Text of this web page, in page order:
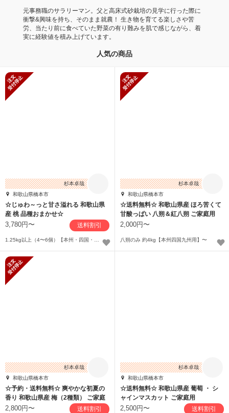
元事務職のサラリーマン。父と高床式砂栽培の見学に行った際に
衝撃&興味を持ち、そのまま就農！ 生き物を育てる楽しさや苦
労、当たり前に食べていた野菜の有り難みを肌で感じながら、着
実に経験値を積み上げています。
人気の商品
杉本卓哉
和歌山県橋本市
☆じゅわ～っと甘さ溢れる 和歌山県
産 桃 品種おまかせ☆
3,780円〜 送料割引
杉本卓哉
和歌山県橋本市
☆送料無料☆ 和歌山県産 ほろ苦くて
甘酸っぱい 八朔＆紅八朔 ご家庭用
2,000円〜
八朔のみ 約4kg【本州四国九州用】〜
杉本卓哉
和歌山県橋本市
☆予約・送料無料☆ 爽やかな初夏の
香り 和歌山県産 梅（2種類） ご家庭
用
2,800円〜 送料割引
杉本卓哉
和歌山県橋本市
☆送料無料☆ 和歌山県産 葡萄 ・ シ
ャインマスカット ご家庭用
2,500円〜 送料割引